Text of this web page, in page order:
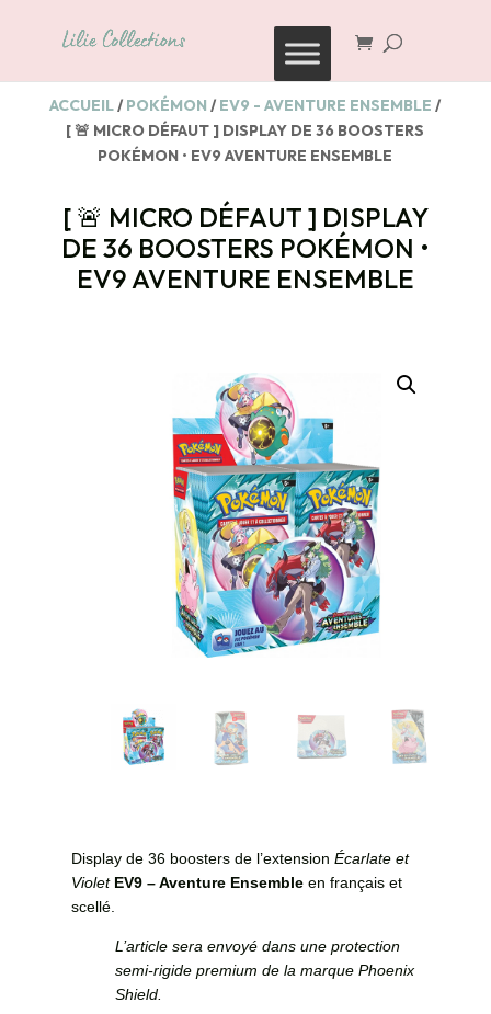
ACCUEIL/ POKÉMON / EV9 - AVENTURE ENSEMBLE /
[ 🚨 MICRO DÉFAUT ] DISPLAY DE 36 BOOSTERS
POKÉMON • EV9 AVENTURE ENSEMBLE
[ 🚨 MICRO DÉFAUT ] DISPLAY
DE 36 BOOSTERS POKÉMON •
EV9 AVENTURE ENSEMBLE
Display de 36 boosters de l’extension Écarlate et
Violet EV9 – Aventure Ensemble en français et
scellé.
L’article sera envoyé dans une protection
semi-rigide premium de la marque Phoenix
Shield.